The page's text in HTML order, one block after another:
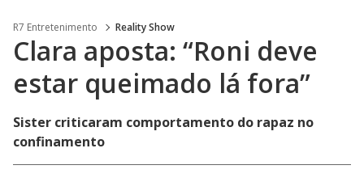
R7 Entretenimento Reality Show
Clara aposta: “Roni deve
estar queimado lá fora”
Sister criticaram comportamento do rapaz no
confinamento